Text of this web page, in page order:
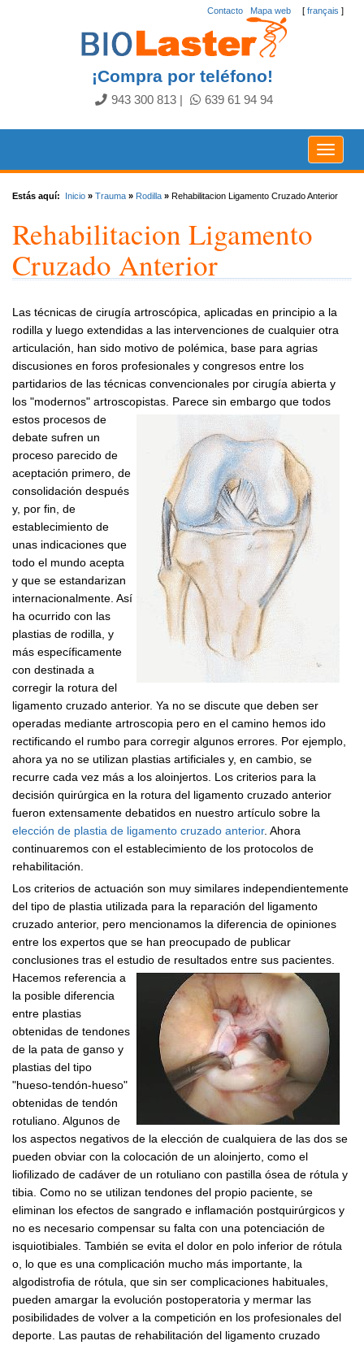
[ français ]
Contacto Mapa web
¡Compra por teléfono!
943 300 813 639 61 94 94
Toggle
Estás aquí: Inicio » Trauma » Rodilla » Rehabilitacion Ligamento Cruzado Anterior
Rehabilitacion Ligamento
Cruzado Anterior
Las técnicas de cirugía artroscópica, aplicadas en principio a la
rodilla y luego extendidas a las intervenciones de cualquier otra
articulación, han sido motivo de polémica, base para agrias
discusiones en foros profesionales y congresos entre los
partidarios de las técnicas convencionales por cirugía abierta y
los "modernos" artroscopistas. Parece sin embargo que todos
estos procesos de
debate sufren un
proceso parecido de
aceptación primero, de
consolidación después
y, por fin, de
establecimiento de
unas indicaciones que
todo el mundo acepta
y que se estandarizan
internacionalmente. Así
ha ocurrido con las
plastias de rodilla, y
más específicamente
con destinada a
corregir la rotura del
ligamento cruzado anterior. Ya no se discute que deben ser
operadas mediante artroscopia pero en el camino hemos ido
rectificando el rumbo para corregir algunos errores. Por ejemplo,
ahora ya no se utilizan plastias artificiales y, en cambio, se
recurre cada vez más a los aloinjertos. Los criterios para la
decisión quirúrgica en la rotura del ligamento cruzado anterior
fueron extensamente debatidos en nuestro artículo sobre la
elección de plastia de ligamento cruzado anterior. Ahora
continuaremos con el establecimiento de los protocolos de
rehabilitación.
Los criterios de actuación son muy similares independientemente
del tipo de plastia utilizada para la reparación del ligamento
cruzado anterior, pero mencionamos la diferencia de opiniones
entre los expertos que se han preocupado de publicar
conclusiones tras el estudio de resultados entre sus pacientes.
Hacemos referencia a
la posible diferencia
entre plastias
obtenidas de tendones
de la pata de ganso y
plastias del tipo
"hueso-tendón-hueso"
obtenidas de tendón
rotuliano. Algunos de
los aspectos negativos de la elección de cualquiera de las dos se
pueden obviar con la colocación de un aloinjerto, como el
liofilizado de cadáver de un rotuliano con pastilla ósea de rótula y
tibia. Como no se utilizan tendones del propio paciente, se
eliminan los efectos de sangrado e inflamación postquirúrgicos y
no es necesario compensar su falta con una potenciación de
isquiotibiales. También se evita el dolor en polo inferior de rótula
o, lo que es una complicación mucho más importante, la
algodistrofia de rótula, que sin ser complicaciones habituales,
pueden amargar la evolución postoperatoria y mermar las
posibilidades de volver a la competición en los profesionales del
deporte. Las pautas de rehabilitación del ligamento cruzado